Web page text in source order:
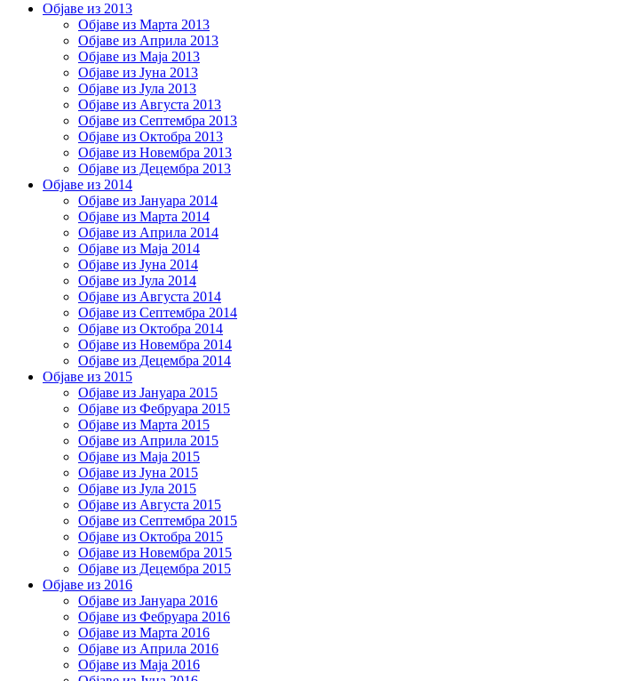
Објаве из 2013
Објаве из Марта 2013
Објаве из Априла 2013
Објаве из Маја 2013
Објаве из Јунa 2013
Објаве из Јула 2013
Објаве из Августа 2013
Објаве из Септембра 2013
Објаве из Октобра 2013
Објаве из Новембра 2013
Објаве из Децембра 2013
Објаве из 2014
Објаве из Јануара 2014
Објаве из Марта 2014
Објаве из Априла 2014
Објаве из Маја 2014
Објаве из Јуна 2014
Објаве из Јула 2014
Објаве из Августа 2014
Објаве из Септембра 2014
Објаве из Октобра 2014
Објаве из Новембра 2014
Објаве из Децембра 2014
Објаве из 2015
Објаве из Јануара 2015
Објаве из Фебруара 2015
Објаве из Марта 2015
Објаве из Априла 2015
Објаве из Маја 2015
Објаве из Јуна 2015
Објаве из Јула 2015
Објаве из Августа 2015
Објаве из Септембра 2015
Објаве из Октобра 2015
Објаве из Новембра 2015
Објаве из Децембра 2015
Објаве из 2016
Објаве из Јануара 2016
Објаве из Фебруара 2016
Објаве из Марта 2016
Објаве из Априла 2016
Објаве из Маја 2016